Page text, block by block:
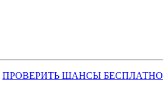
ПРОВЕРИТЬ ШАНСЫ БЕСПЛАТНО